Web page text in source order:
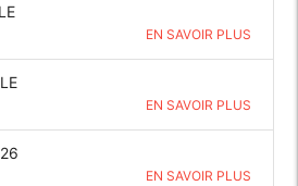
EN SAVOIR PLUS
EN SAVOIR PLUS
EN SAVOIR PLUS